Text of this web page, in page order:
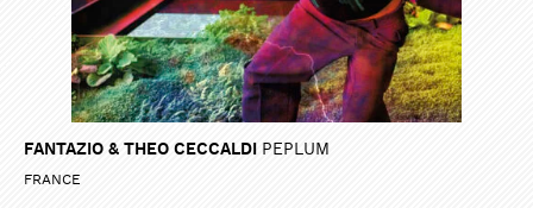
FANTAZIO & THEO CECCALDI PEPLUM
FRANCE
PARTAGER
PARTAGER